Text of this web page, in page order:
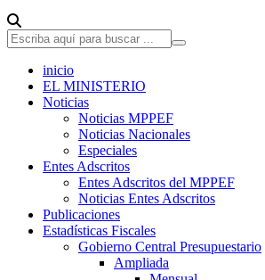
inicio
EL MINISTERIO
Noticias
Noticias MPPEF
Noticias Nacionales
Especiales
Entes Adscritos
Entes Adscritos del MPPEF
Noticias Entes Adscritos
Publicaciones
Estadísticas Fiscales
Gobierno Central Presupuestario
Ampliada